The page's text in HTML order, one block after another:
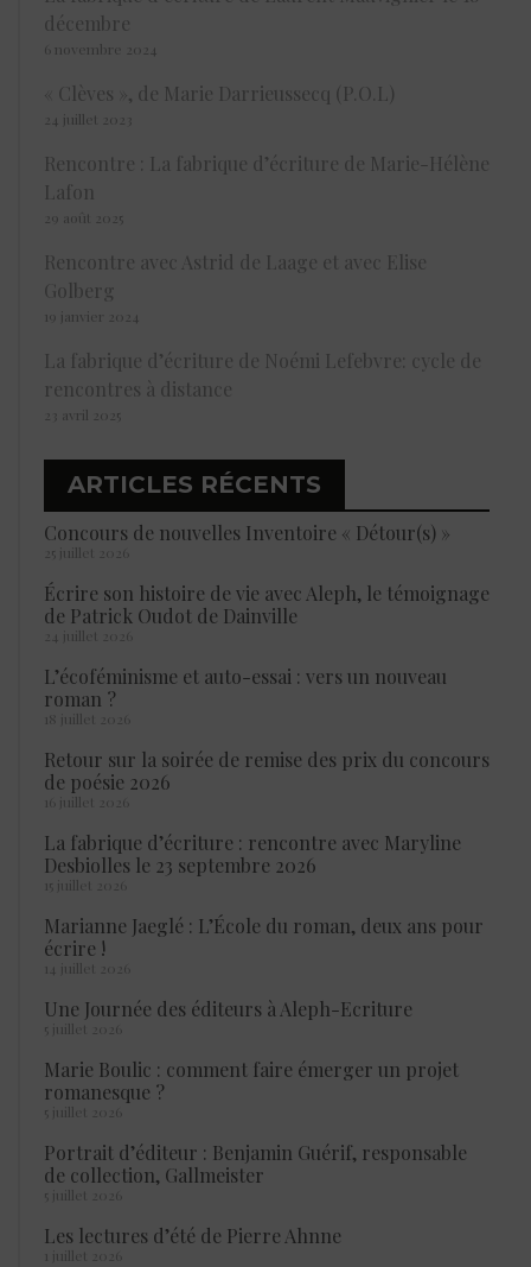
décembre
6 novembre 2024
« Clèves », de Marie Darrieussecq (P.O.L)
24 juillet 2023
Rencontre : La fabrique d’écriture de Marie-Hélène
Lafon
29 août 2025
Rencontre avec Astrid de Laage et avec Elise
Golberg
19 janvier 2024
La fabrique d’écriture de Noémi Lefebvre: cycle de
rencontres à distance
23 avril 2025
ARTICLES RÉCENTS
Concours de nouvelles Inventoire « Détour(s) »
25 juillet 2026
Écrire son histoire de vie avec Aleph, le témoignage
de Patrick Oudot de Dainville
24 juillet 2026
L’écoféminisme et auto-essai : vers un nouveau
roman ?
18 juillet 2026
Retour sur la soirée de remise des prix du concours
de poésie 2026
16 juillet 2026
La fabrique d’écriture : rencontre avec Maryline
Desbiolles le 23 septembre 2026
15 juillet 2026
Marianne Jaeglé : L’École du roman, deux ans pour
écrire !
14 juillet 2026
Une Journée des éditeurs à Aleph-Ecriture
5 juillet 2026
Marie Boulic : comment faire émerger un projet
romanesque ?
5 juillet 2026
Portrait d’éditeur : Benjamin Guérif, responsable
de collection, Gallmeister
5 juillet 2026
Les lectures d’été de Pierre Ahnne
1 juillet 2026